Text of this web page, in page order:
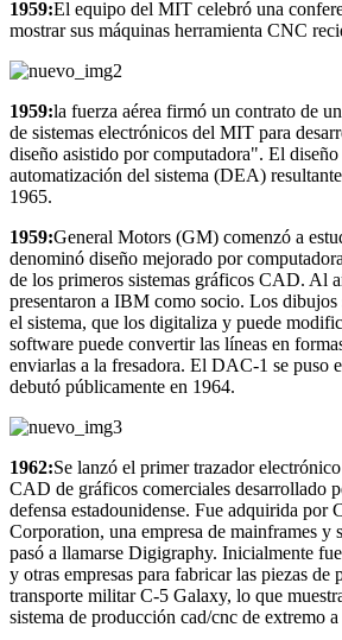
1959:El equipo del MIT celebró una
mostrar sus máquinas herramienta CNC
1959:la fuerza aérea firmó un contrato de
de sistemas electrónicos del MIT para
diseño asistido por computadora". El
automatización del sistema (DEA)
1965.
1959:General Motors (GM) comenzó a
denominó diseño mejorado por
de los primeros sistemas gráficos CAD. Al
presentaron a IBM como socio. Los dibujos
el sistema, que los digitaliza y puede
software puede convertir las líneas en
enviarlas a la fresadora. El DAC-1 se puso
debutó públicamente en 1964.
1962:Se lanzó el primer trazador
CAD de gráficos comerciales desarrollado
defensa estadounidense. Fue adquirida por
Corporation, una empresa de mainframes y
pasó a llamarse Digigraphy. Inicialmente
y otras empresas para fabricar las piezas
transporte militar C-5 Galaxy, lo que
sistema de producción cad/cnc de extremo